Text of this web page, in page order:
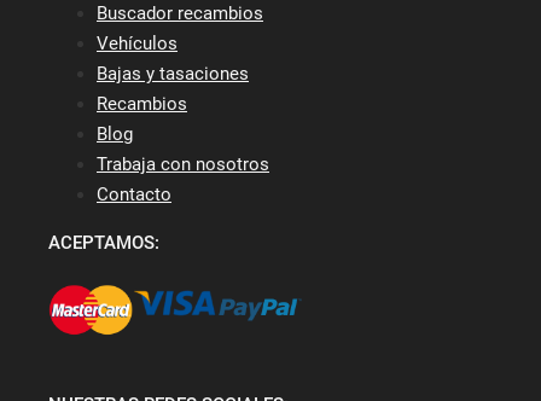
Buscador recambios
Vehículos
Bajas y tasaciones
Recambios
Blog
Trabaja con nosotros
Contacto
ACEPTAMOS: